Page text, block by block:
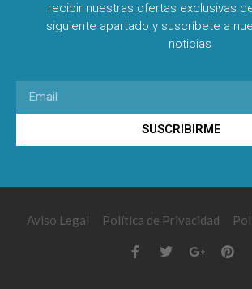
recibir nuestras ofertas exclusivas
siguiente apartado y suscríbete a
noticias
SUSCRIBIRME
Aviso Legal Política de Privacidad